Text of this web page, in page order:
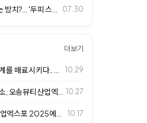
07.30
더보기
10.29
10.27
10.17